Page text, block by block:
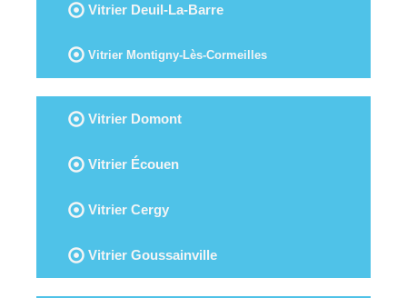
Vitrier Deuil-La-Barre
Vitrier Montigny-Lès-Cormeilles
Vitrier Domont
Vitrier Écouen
Vitrier Cergy
Vitrier Goussainville